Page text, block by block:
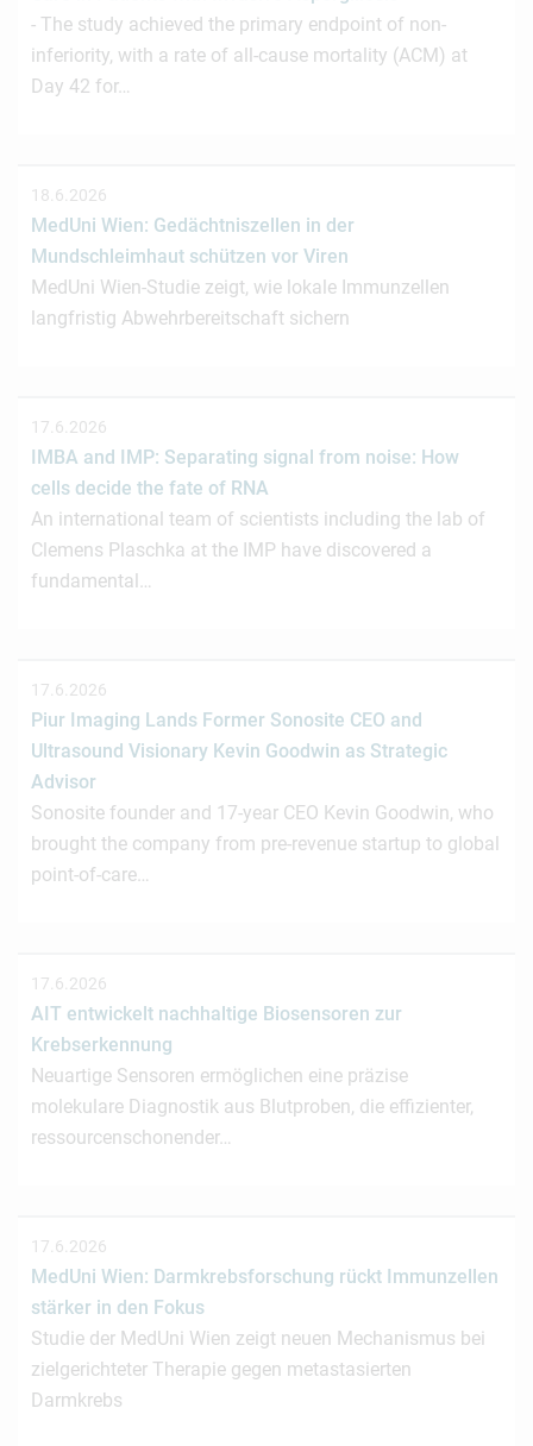
- The study achieved the primary endpoint of non-
inferiority, with a rate of all-cause mortality (ACM) at
Day 42 for…
18.6.2026
MedUni Wien: Gedächtniszellen in der
Mundschleimhaut schützen vor Viren
MedUni Wien-Studie zeigt, wie lokale Immunzellen
langfristig Abwehrbereitschaft sichern
17.6.2026
IMBA and IMP: Separating signal from noise: How
cells decide the fate of RNA
An international team of scientists including the lab of
Clemens Plaschka at the IMP have discovered a
fundamental…
17.6.2026
Piur Imaging Lands Former Sonosite CEO and
Ultrasound Visionary Kevin Goodwin as Strategic
Advisor
Sonosite founder and 17-year CEO Kevin Goodwin, who
brought the company from pre-revenue startup to global
point-of-care…
17.6.2026
AIT entwickelt nachhaltige Biosensoren zur
Krebserkennung
Neuartige Sensoren ermöglichen eine präzise
molekulare Diagnostik aus Blutproben, die effizienter,
ressourcenschonender…
17.6.2026
MedUni Wien: Darmkrebsforschung rückt Immunzellen
stärker in den Fokus
Studie der MedUni Wien zeigt neuen Mechanismus bei
zielgerichteter Therapie gegen metastasierten
Darmkrebs